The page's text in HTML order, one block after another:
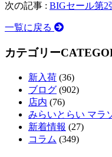
次の記事 : BIGセール第2
一覧に戻る
カテゴリー
新入荷 (36)
ブログ (902)
店内 (76)
みらいとらい マラ
新着情報 (27)
コラム (349)